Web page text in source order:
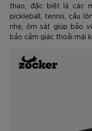
thao, đặc biệt là các
pickleball, tennis, cầu
nhẹ, ôm sát giúp bảo
bảo cảm giác thoải mái